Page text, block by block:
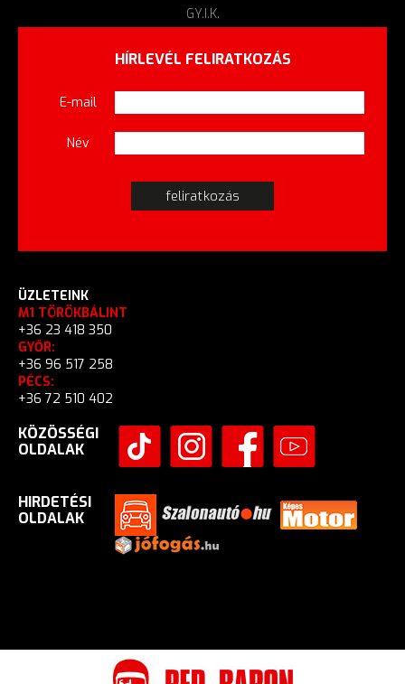
GY.I.K.
HÍRLEVÉL FELIRATKOZÁS
E-mail
Név
ÜZLETEINK
M1 TÖRÖKBÁLINT
+36 23 418 350
GYŐR:
+36 96 517 258
PÉCS:
+36 72 510 402
KÖZÖSSÉGI
OLDALAK
HIRDETÉSI
OLDALAK